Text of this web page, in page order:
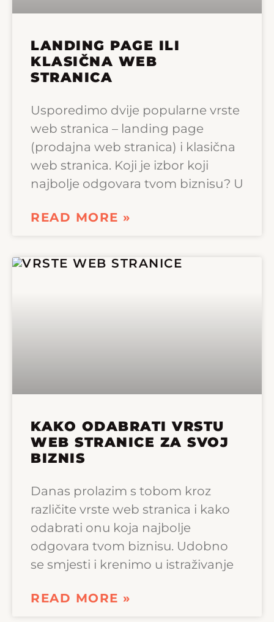
LANDING PAGE ILI
KLASIČNA WEB
STRANICA
Usporedimo dvije popularne vrste
web stranica – landing page
(prodajna web stranica) i klasična
web stranica. Koji je izbor koji
najbolje odgovara tvom biznisu? U
READ MORE »
KAKO ODABRATI VRSTU
WEB STRANICE ZA SVOJ
BIZNIS
Danas prolazim s tobom kroz
različite vrste web stranica i kako
odabrati onu koja najbolje
odgovara tvom biznisu. Udobno
se smjesti i krenimo u istraživanje
READ MORE »